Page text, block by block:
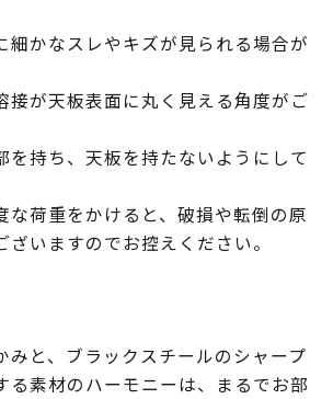
かなスレやキズが見られる場合が
が天板表面に丸く見える角度がご
持ち、天板を持たないようにして
荷重をかけると、破損や転倒の原
いますのでお控えください。
みと、ブラックスチールのシャープ
る素材のハーモニーは、まるでお部